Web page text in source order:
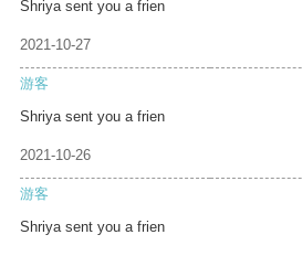
Shriya sent you a frien
2021-10-27
游客
Shriya sent you a frien
2021-10-26
游客
Shriya sent you a frien